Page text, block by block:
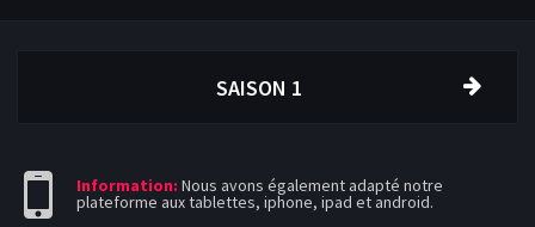
SAISON 1
Information: Nous avons également adapté notre
plateforme aux tablettes, iphone, ipad et android.